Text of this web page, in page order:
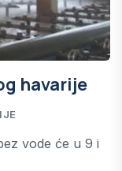
havarije
vode će u 9 i